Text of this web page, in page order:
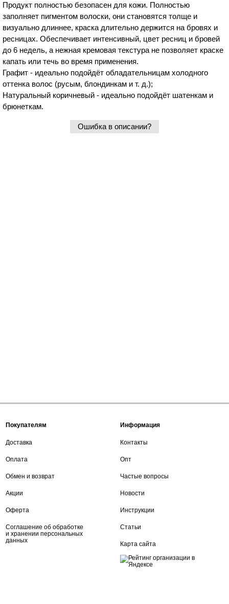
Продукт полностью безопасен для кожи. Полностью
заполняет пигментом волоски, они становятся толще и
визуально длиннее, краска длительно держится на бровях и
ресницах. Обеспечивает интенсивный, цвет ресниц и бровей
до 6 недель, а нежная кремовая текстура не позволяет краске
капать или течь во время применения.
Графит - идеально подойдёт обладательницам холодного
оттенка волос (русым, блондинкам и т. д.);
Натуральный коричневый - идеально подойдёт шатенкам и
брюнеткам.
Ошибка в описании?
Покупателям
Доставка
Оплата
Обмен и возврат
Акции
Оферта
Соглашение об обработке
и хранении персональных
данных
Информация
Контакты
Опт
Частые вопросы
Новости
Инструкции
Статьи
Карта сайта